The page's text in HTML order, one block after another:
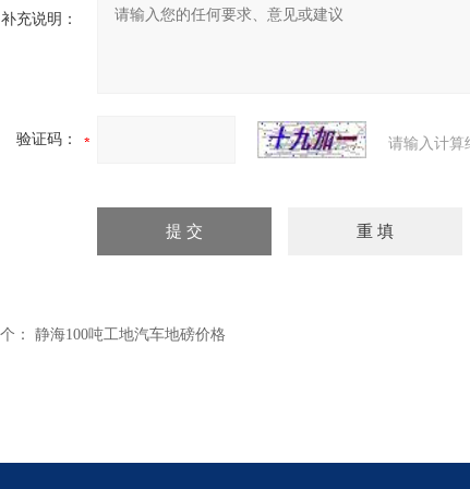
补充说明：
验证码： 请输入计算
： 静海100吨工地汽车地磅价格